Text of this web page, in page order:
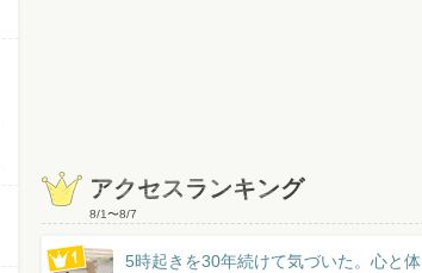
アクセスランキング
8/1〜8/7
5時起きを30年続けて気づいた。心と体